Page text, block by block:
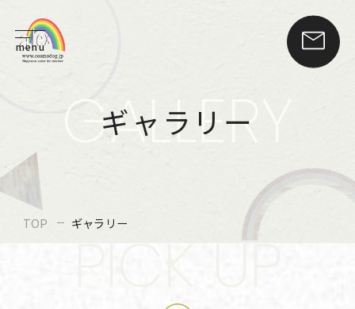
menu
GALLERY
ギャラリー
TOP ギャラリー
PICK UP